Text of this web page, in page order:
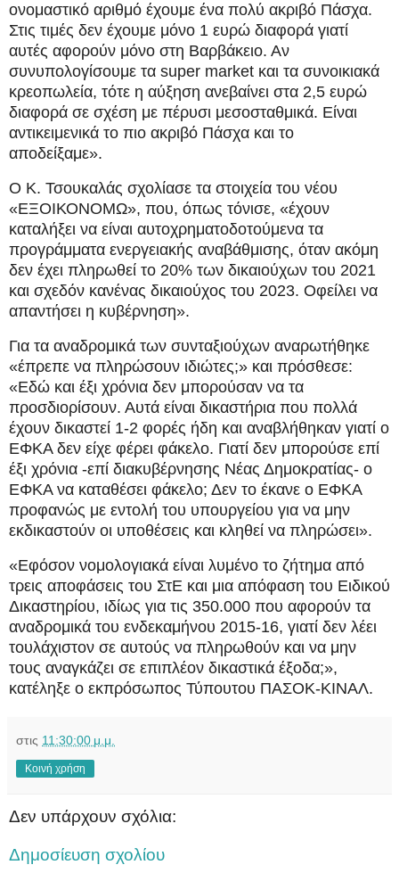
ονομαστικό αριθμό έχουμε ένα πολύ ακριβό Πάσχα.
Στις τιμές δεν έχουμε μόνο 1 ευρώ διαφορά γιατί
αυτές αφορούν μόνο στη Βαρβάκειο. Αν
συνυπολογίσουμε τα super market και τα συνοικιακά
κρεοπωλεία, τότε η αύξηση ανεβαίνει στα 2,5 ευρώ
διαφορά σε σχέση με πέρυσι μεσοσταθμικά. Είναι
αντικειμενικά το πιο ακριβό Πάσχα και το
αποδείξαμε».
Ο Κ. Τσουκαλάς σχολίασε τα στοιχεία του νέου
«ΕΞΟΙΚΟΝΟΜΩ», που, όπως τόνισε, «έχουν
καταλήξει να είναι αυτοχρηματοδοτούμενα τα
προγράμματα ενεργειακής αναβάθμισης, όταν ακόμη
δεν έχει πληρωθεί το 20% των δικαιούχων του 2021
και σχεδόν κανένας δικαιούχος του 2023. Οφείλει να
απαντήσει η κυβέρνηση».
Για τα αναδρομικά των συνταξιούχων αναρωτήθηκε
«έπρεπε να πληρώσουν ιδιώτες;» και πρόσθεσε:
«Εδώ και έξι χρόνια δεν μπορούσαν να τα
προσδιορίσουν. Αυτά είναι δικαστήρια που πολλά
έχουν δικαστεί 1-2 φορές ήδη και αναβλήθηκαν γιατί ο
ΕΦΚΑ δεν είχε φέρει φάκελο. Γιατί δεν μπορούσε επί
έξι χρόνια -επί διακυβέρνησης Νέας Δημοκρατίας- ο
ΕΦΚΑ να καταθέσει φάκελο; Δεν το έκανε ο ΕΦΚΑ
προφανώς με εντολή του υπουργείου για να μην
εκδικαστούν οι υποθέσεις και κληθεί να πληρώσει».
«Εφόσον νομολογιακά είναι λυμένο το ζήτημα από
τρεις αποφάσεις του ΣτΕ και μια απόφαση του Ειδικού
Δικαστηρίου, ιδίως για τις 350.000 που αφορούν τα
αναδρομικά του ενδεκαμήνου 2015-16, γιατί δεν λέει
τουλάχιστον σε αυτούς να πληρωθούν και να μην
τους αναγκάζει σε επιπλέον δικαστικά έξοδα;»,
κατέληξε ο εκπρόσωπος Τύπουτου ΠΑΣΟΚ-ΚΙΝΑΛ.
στις 11:30:00 μ.μ.
Κοινή χρήση
Δεν υπάρχουν σχόλια:
Δημοσίευση σχολίου